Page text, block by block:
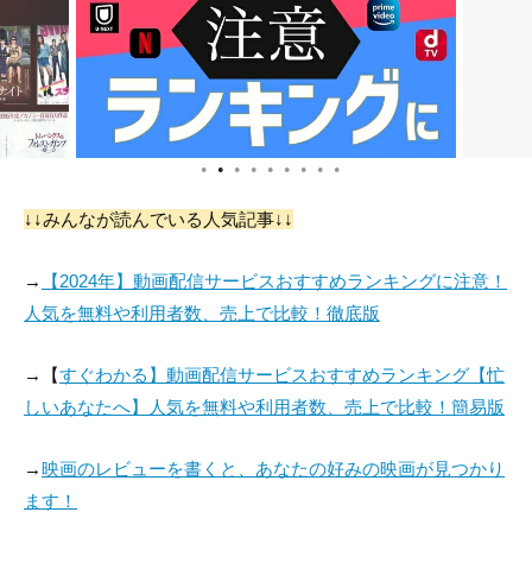
● ● ● ● ● ● ● ● ●
↓↓みんなが読んでいる人気記事↓↓
→
【2024年】動画配信サービスおすすめランキングに注意！
人気を無料や利用者数、売上で比較！徹底版
→【すぐわかる】動画配信サービスおすすめランキング【忙
しいあなたへ】人気を無料や利用者数、売上で比較！簡易版
→映画のレビューを書くと、あなたの好みの映画が見つかり
ます！